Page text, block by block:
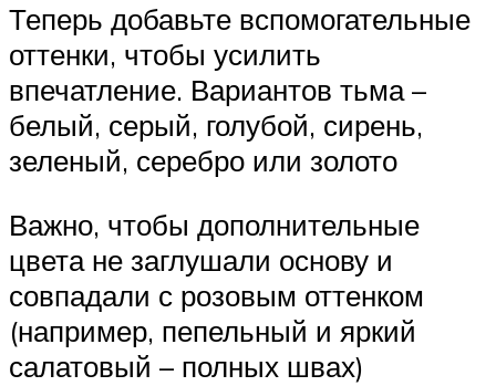
Теперь добавьте вспомогательные
оттенки, чтобы усилить
впечатление. Вариантов тьма –
белый, серый, голубой, сирень,
зеленый, серебро или золото
Важно, чтобы дополнительные
цвета не заглушали основу и
совпадали с розовым оттенком
(например, пепельный и яркий
салатовый – полных швах)